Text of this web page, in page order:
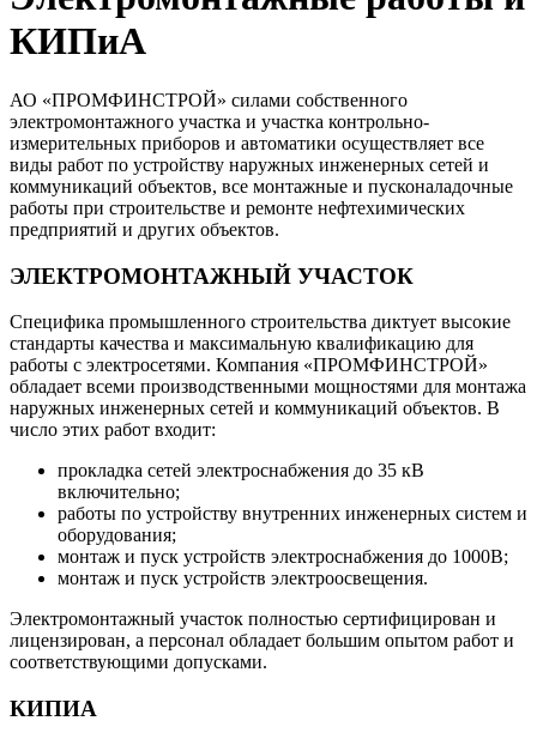
КИПиА
АО «ПРОМФИНСТРОЙ» силами собственного
электромонтажного участка и участка контрольно-
измерительных приборов и автоматики осуществляет все
виды работ по устройству наружных инженерных сетей и
коммуникаций объектов, все монтажные и пусконаладочные
работы при строительстве и ремонте нефтехимических
предприятий и других объектов.
ЭЛЕКТРОМОНТАЖНЫЙ УЧАСТОК
Специфика промышленного строительства диктует высокие
стандарты качества и максимальную квалификацию для
работы с электросетями. Компания «ПРОМФИНСТРОЙ»
обладает всеми производственными мощностями для монтажа
наружных инженерных сетей и коммуникаций объектов. В
число этих работ входит:
прокладка сетей электроснабжения до 35 кВ
включительно;
работы по устройству внутренних инженерных систем и
оборудования;
монтаж и пуск устройств электроснабжения до 1000В;
монтаж и пуск устройств электроосвещения.
Электромонтажный участок полностью сертифицирован и
лицензирован, а персонал обладает большим опытом работ и
соответствующими допусками.
КИПИА